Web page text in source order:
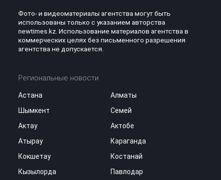
Фото- и видеоматериалы агентства могут быть
использованы только с указанием авторства
newtimes.kz. Использование материалов агентства в
коммерческих целях без письменного разрешения
агентства не допускается.
Региональные новости
Астана
Алматы
Шымкент
Семей
Актау
Актобе
Атырау
Караганда
Кокшетау
Костанай
Кызылорда
Павлодар